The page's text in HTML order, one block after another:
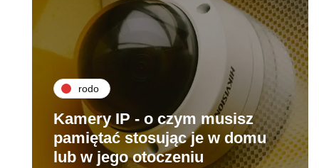
rodo
Kamery IP - o czym musisz
pamiętać stosując je w domu
lub w jego otoczeniu